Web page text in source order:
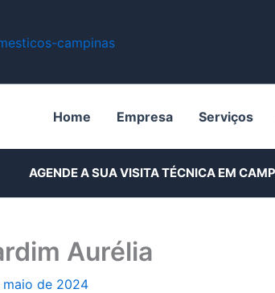
Home Empresa Serviços
AGENDE A SUA VISITA TÉCNICA EM
Aurélia
maio de 2024